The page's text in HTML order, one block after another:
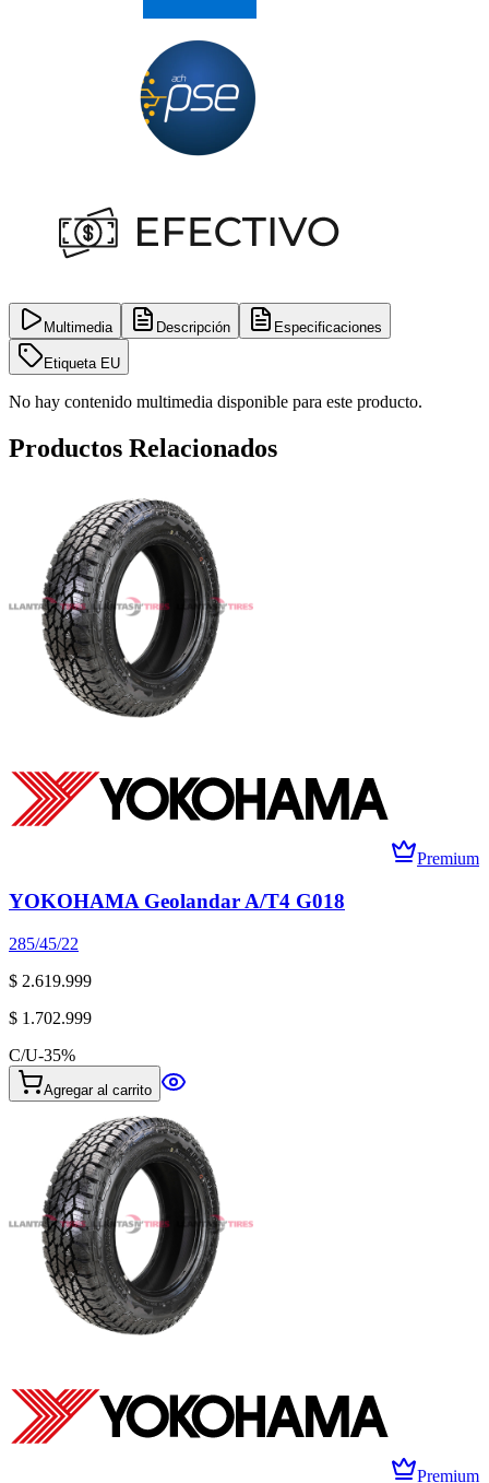
Multimedia Descripción Especificaciones
Etiqueta EU
No hay contenido multimedia disponible para este producto.
Productos Relacionados
Premium
YOKOHAMA Geolandar A/T4 G018
285/45/22
$ 2.619.999
$ 1.702.999
C/U-35%
Agregar al carrito
Premium